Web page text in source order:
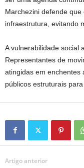
Marchezini defende
infraestrutura, evitando
A vulnerabilidade social
Representantes de
atingidas em enchentes
públicos estruturais
Artigo anterior